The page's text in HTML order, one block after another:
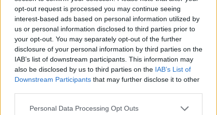
opt-out request is processed you may continue seeing
interest-based ads based on personal information utilized by
us or personal information disclosed to third parties prior to
your opt-out. You may separately opt-out of the further
disclosure of your personal information by third parties on the
IAB’s list of downstream participants. This information may
also be disclosed by us to third parties on the IAB’s List of
Downstream Participants that may further disclose it to other
Personal Data Processing Opt Outs
ad